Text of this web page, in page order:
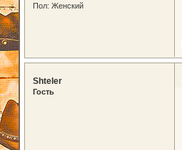
Пол: Женский
Shteler
Гость